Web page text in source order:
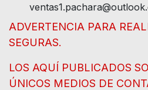
ADVERTENCIA PARA
SEGURAS.
LOS AQUÍ PUBLICADOS
ÚNICOS MEDIOS DE